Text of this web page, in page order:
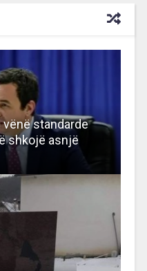
vënë standarde
shkojë asnjë